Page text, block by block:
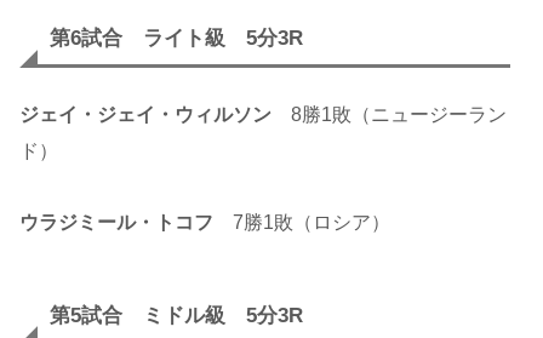
第6試合 ライト級 5分3R
ジェイ・ジェイ・ウィルソン 8勝1敗（ニュージーラン
ド）
ウラジミール・トコフ 7勝1敗（ロシア）
第5試合 ミドル級 5分3R